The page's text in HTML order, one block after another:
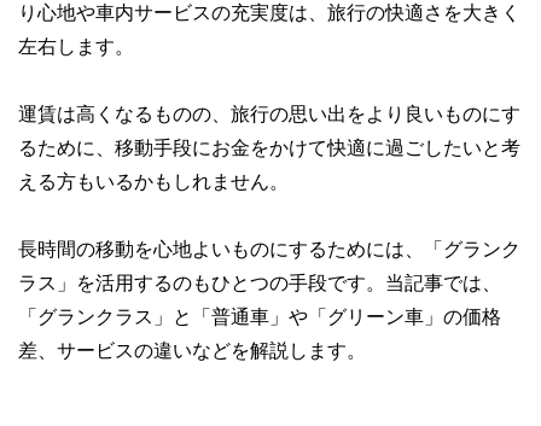
り心地や車内サービスの充実度は、旅行の快適さを大きく
左右します。
運賃は高くなるものの、旅行の思い出をより良いものにす
るために、移動手段にお金をかけて快適に過ごしたいと考
える方もいるかもしれません。
長時間の移動を心地よいものにするためには、「グランク
ラス」を活用するのもひとつの手段です。当記事では、
「グランクラス」と「普通車」や「グリーン車」の価格
差、サービスの違いなどを解説します。